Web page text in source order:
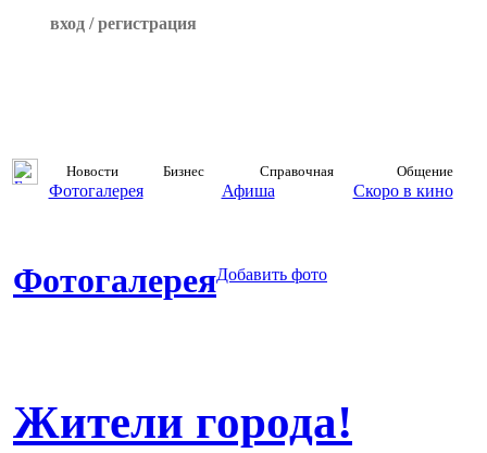
вход / регистрация
Новости Бизнес Справочная Общение
Фотогалерея Афиша Скоро в кино
ФотогалереяДобавить фото
Жители города!